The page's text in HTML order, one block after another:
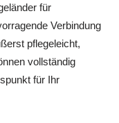
für
Verbindung
pflegeleicht,
vollständig
für Ihr